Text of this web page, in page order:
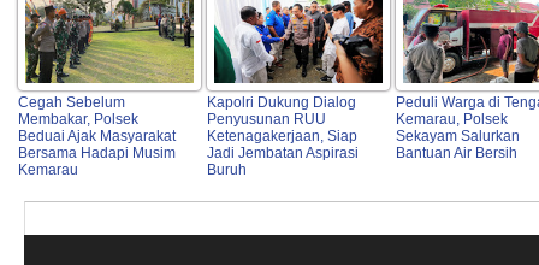
Cegah Sebelum
Membakar, Polsek
Beduai Ajak Masyarakat
Bersama Hadapi Musim
Kemarau
Kapolri Dukung Dialog
Penyusunan RUU
Ketenagakerjaan, Siap
Jadi Jembatan Aspirasi
Buruh
Peduli Warga di
Kemarau, Polsek
Sekayam Salurkan
Bantuan Air Bersih